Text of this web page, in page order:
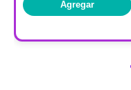
Agregar